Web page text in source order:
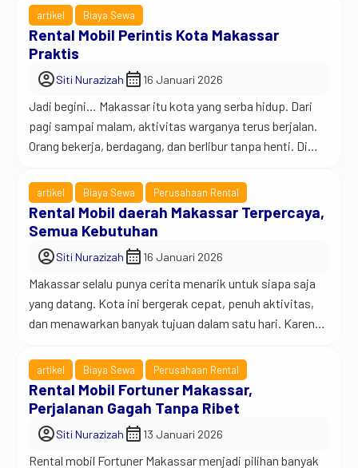
jalan. Karena alasan itulah, jasa rental mobil Makassar
dekat Bandara Sultan Hasanuddin selalu jadi pilihan
favorit banyak orang. Jadi begini… setelah duduk
berjam-jam […]
artikel Biaya Sewa
Rental Mobil Perintis Kota Makassar
Praktis
account_circleSiti Nurazizah calendar_month 16 Januari 2026
Jadi begini… Makassar itu kota yang serba hidup. Dari
pagi sampai malam, aktivitas warganya terus berjalan.
Orang bekerja, berdagang, dan berlibur tanpa henti. Di
jadi hal yang tidak bisa ditawar. Bukan cuma soal punya
mobil atau tidak, tapi soal kenyamanan dan fleksibilitas.
Di sinilah rental mobil Perintis Kota […]
artikel Biaya Sewa Perusahaan Rental
Rental Mobil daerah Makassar Terpercaya,
Semua Kebutuhan
account_circleSiti Nurazizah calendar_month 16 Januari 2026
Makassar selalu punya cerita menarik untuk siapa saja
yang datang. Kota ini bergerak cepat, penuh aktivitas,
dan menawarkan banyak tujuan dalam satu hari. Karena
ritme tersebut. Rental mobil daerah Makassar menjadi
pilihan paling masuk akal untuk bergerak bebas tanpa
ribet. Jadi begini… ketika kamu mengandalkan
transportasi umum atau […]
artikel Biaya Sewa Perusahaan Rental
Rental Mobil Fortuner Makassar,
Perjalanan Gagah Tanpa Ribet
account_circleSiti Nurazizah calendar_month 13 Januari 2026
Rental mobil Fortuner Makassar menjadi pilihan banyak